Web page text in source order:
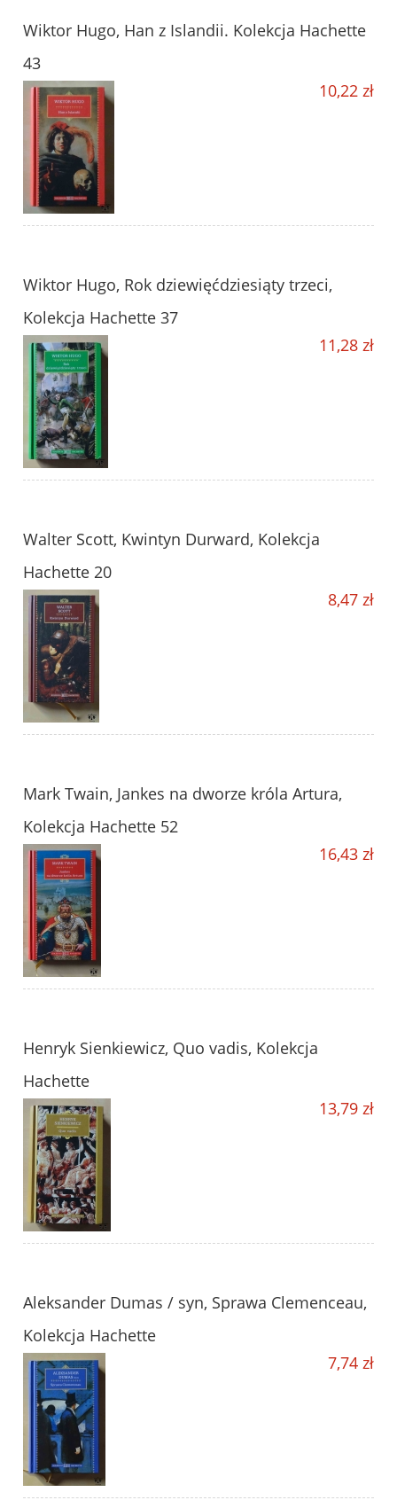
Wiktor Hugo, Han z Islandii. Kolekcja Hachette
43
10,22 zł
Wiktor Hugo, Rok dziewięćdziesiąty trzeci,
Kolekcja Hachette 37
11,28 zł
Walter Scott, Kwintyn Durward, Kolekcja
Hachette 20
8,47 zł
Mark Twain, Jankes na dworze króla Artura,
Kolekcja Hachette 52
16,43 zł
Henryk Sienkiewicz, Quo vadis, Kolekcja
Hachette
13,79 zł
Aleksander Dumas / syn, Sprawa Clemenceau,
Kolekcja Hachette
7,74 zł